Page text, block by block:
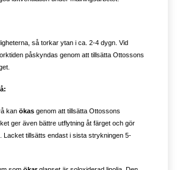
så torkar ytan i ca. 2-4 dygn. Vid
påskyndas genom att tillsätta Ottossons
kan ökas genom att tillsätta Ottossons
ger även bättre utflytning åt färget och gör
Lacket tillsätts endast i sista strykningen 5-